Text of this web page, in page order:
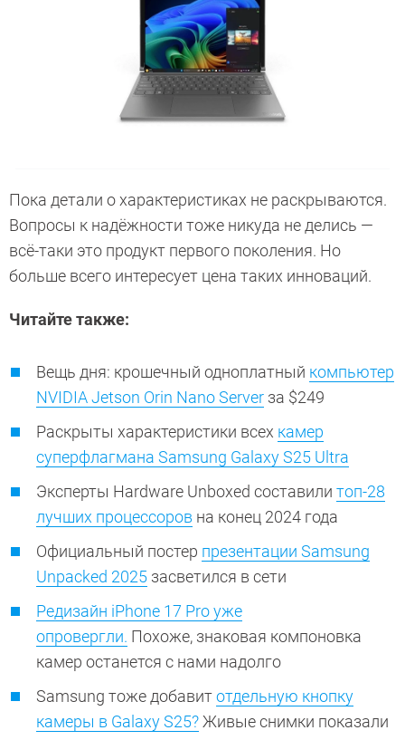
Пока детали о характеристиках не раскрываются.
Вопросы к надёжности тоже никуда не делись —
всё-таки это продукт первого поколения. Но
больше всего интересует цена таких инноваций.
Читайте также:
Вещь дня: крошечный одноплатный компьютер
NVIDIA Jetson Orin Nano Server за $249
Раскрыты характеристики всех камер
суперфлагмана Samsung Galaxy S25 Ultra
Эксперты Hardware Unboxed составили топ-28
лучших процессоров на конец 2024 года
Официальный постер презентации Samsung
Unpacked 2025 засветился в сети
Редизайн iPhone 17 Pro уже
опровергли. Похоже, знаковая компоновка
камер останется с нами надолго
Samsung тоже добавитотдельную кнопку
камеры в Galaxy S25?Живые снимки показали